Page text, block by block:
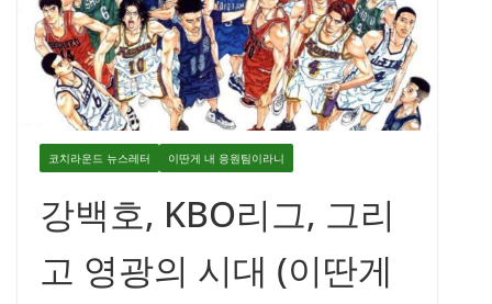
코치라운드 뉴스레터 이딴게 내 응원팀이라니
강백호, KBO리그, 그리
고 영광의 시대 (이딴게